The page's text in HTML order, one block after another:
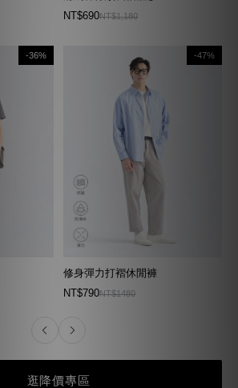
NT$690NT$1,180
-36% -47%
修身彈力打褶休閒褲
NT$790NT$1480
逛降價專區